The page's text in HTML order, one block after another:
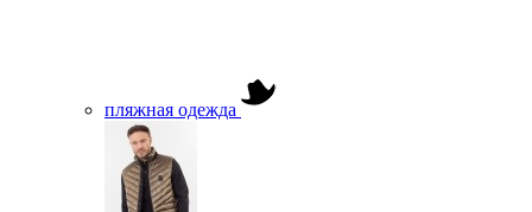
пляжная одежда